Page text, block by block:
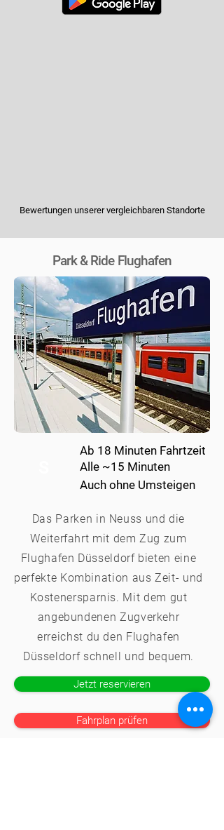
Bewertungen unserer vergleichbaren Standorte
Park & Ride Flughafen
Ab 18 Minuten Fahrtzeit
Alle ~15 Minuten
Auch ohne Umsteigen
Das Parken in Neuss und die
Weiterfahrt mit dem Zug zum
Flughafen Düsseldorf bieten eine
perfekte Kombination aus Zeit- und
Kostenersparnis. Mit dem gut
angebundenen Zugverkehr
erreichst du den Flughafen
Düsseldorf schnell und bequem.
Jetzt reservieren
Fahrplan prüfen